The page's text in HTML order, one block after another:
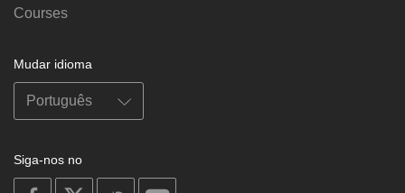
Courses
Mudar idioma
Siga-nos no
on